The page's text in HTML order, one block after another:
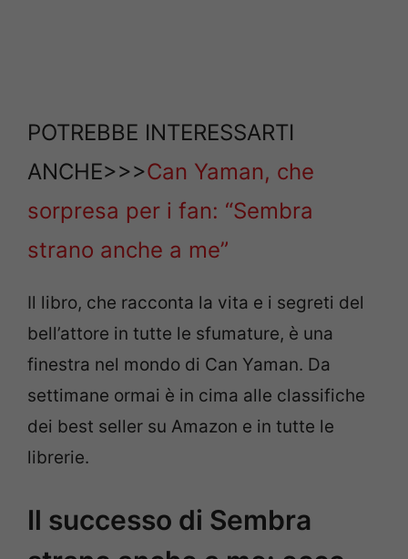
POTREBBE INTERESSARTI
ANCHE>>>Can Yaman, che
sorpresa per i fan: “Sembra
strano anche a me”
Il libro, che racconta la vita e i segreti del
bell’attore in tutte le sfumature, è una
finestra nel mondo di Can Yaman. Da
settimane ormai è in cima alle classifiche
dei best seller su Amazon e in tutte le
librerie.
Il successo di Sembra